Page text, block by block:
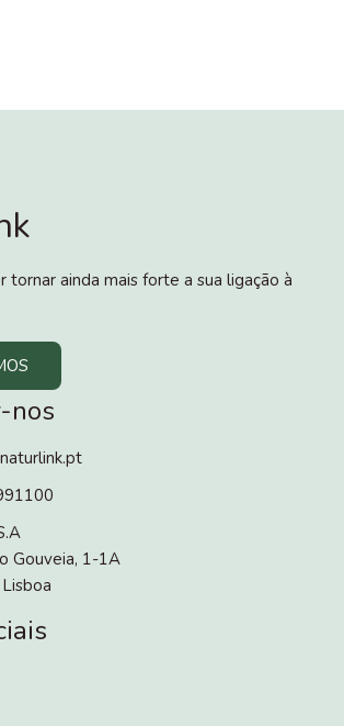
tornar ainda mais forte a sua ligação à
nos
Gouveia, 1-1A